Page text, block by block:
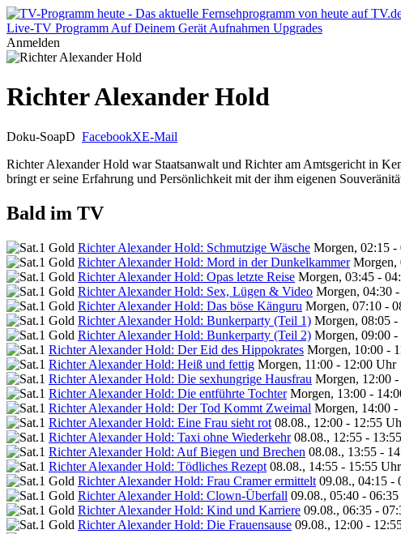
Live-TV Programm Auf Deinem Gerät Aufnahmen Upgrades
Anmelden
Richter Alexander Hold
Doku-SoapD FacebookXE-Mail
Richter Alexander Hold war Staatsanwalt und Richter am Amtsgericht in
bringt er seine Erfahrung und Persönlichkeit mit der ihm eigenen
Bald im TV
Richter Alexander Hold: Schmutzige Wäsche Morgen, 02:15 -
Richter Alexander Hold: Mord in der Dunkelkammer Morgen,
Richter Alexander Hold: Opas letzte Reise Morgen, 03:45 -
Richter Alexander Hold: Sex, Lügen & Video Morgen, 04:30
Richter Alexander Hold: Das böse Känguru Morgen, 07:10 -
Richter Alexander Hold: Bunkerparty (Teil 1) Morgen, 08:05
Richter Alexander Hold: Bunkerparty (Teil 2) Morgen, 09:00
Richter Alexander Hold: Der Eid des Hippokrates Morgen, 10:00 -
Richter Alexander Hold: Heiß und fettig Morgen, 11:00 - 12:00 Uhr
Richter Alexander Hold: Die sexhungrige Hausfrau Morgen, 12:00
Richter Alexander Hold: Die entführte Tochter Morgen, 13:00 -
Richter Alexander Hold: Der Tod Kommt Zweimal Morgen, 14:00
Richter Alexander Hold: Eine Frau sieht rot 08.08., 12:00 - 12:55
Richter Alexander Hold: Taxi ohne Wiederkehr 08.08., 12:55 -
Richter Alexander Hold: Auf Biegen und Brechen 08.08., 13:55 -
Richter Alexander Hold: Tödliches Rezept 08.08., 14:55 - 15:55 Uhr
Richter Alexander Hold: Frau Cramer ermittelt 09.08., 04:15 -
Richter Alexander Hold: Clown-Überfall 09.08., 05:40 -
Richter Alexander Hold: Kind und Karriere 09.08., 06:35 -
Richter Alexander Hold: Die Frauensause 09.08., 12:00 -